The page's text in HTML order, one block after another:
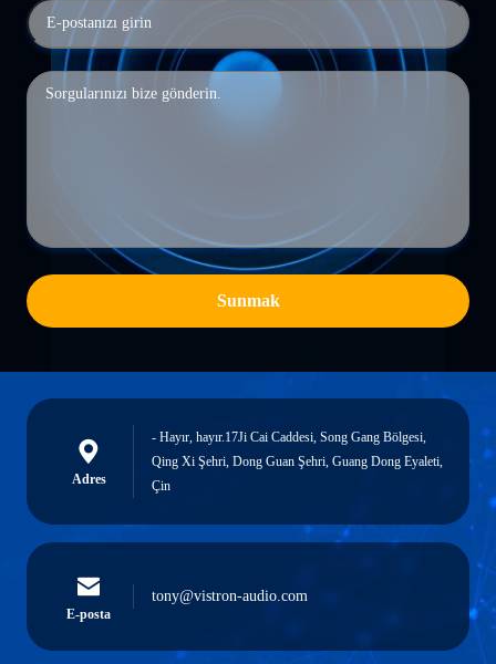
Sunmak
Adres
- Hayır, hayır.17Ji Cai Caddesi, Song Gang Bölgesi,
Qing Xi Şehri, Dong Guan Şehri, Guang Dong Eyaleti,
Çin
E-posta
tony@vistron-audio.com